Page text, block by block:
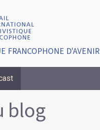
FRANCOPHONE D'AVENIR
blog